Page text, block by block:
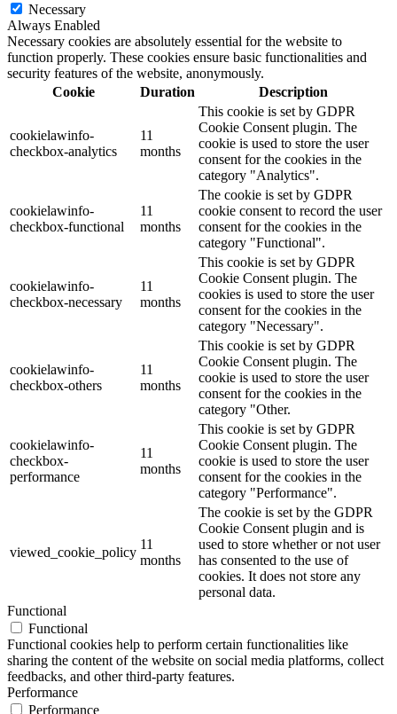
Necessary
Always Enabled
Necessary cookies are absolutely essential for the website to
function properly. These cookies ensure basic functionalities and
security features of the website, anonymously.
Cookie
Duration Description
cookielawinfo-
checkbox-analytics
11
months
This cookie is set by GDPR
Cookie Consent plugin. The
cookie is used to store the user
consent for the cookies in the
category "Analytics".
cookielawinfo-
checkbox-functional
11
months
The cookie is set by GDPR
cookie consent to record the user
consent for the cookies in the
category "Functional".
cookielawinfo-
checkbox-necessary
11
months
This cookie is set by GDPR
Cookie Consent plugin. The
cookies is used to store the user
consent for the cookies in the
category "Necessary".
cookielawinfo-
checkbox-others
11
months
This cookie is set by GDPR
Cookie Consent plugin. The
cookie is used to store the user
consent for the cookies in the
category "Other.
cookielawinfo-
checkbox-
performance
11
months
This cookie is set by GDPR
Cookie Consent plugin. The
cookie is used to store the user
consent for the cookies in the
category "Performance".
viewed_cookie_policy
11
months
The cookie is set by the GDPR
Cookie Consent plugin and is
used to store whether or not user
has consented to the use of
cookies. It does not store any
personal data.
Functional
Functional
Functional cookies help to perform certain functionalities like
sharing the content of the website on social media platforms, collect
feedbacks, and other third-party features.
Performance
Performance